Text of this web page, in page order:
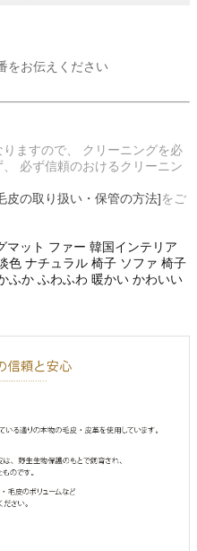
をお伝えください
ますので、 クリーニングを必
必ず信頼のおけるクリーニン
皮の取り扱い・保管の方法]をご
ット ファー 韓国インテリア
色 ナチュラル 椅子 ソファ 椅子
ふか ふわふわ 暖かい かわいい